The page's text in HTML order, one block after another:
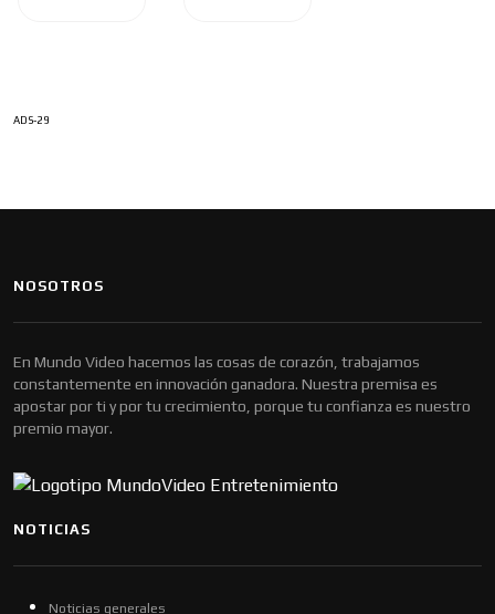
ADS-29
NOSOTROS
En Mundo Video hacemos las cosas de corazón, trabajamos
constantemente en innovación ganadora. Nuestra premisa es
apostar por ti y por tu crecimiento, porque tu confianza es nuestro
premio mayor.
NOTICIAS
Noticias generales